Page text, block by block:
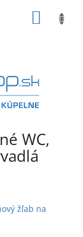
WC,
žľab na